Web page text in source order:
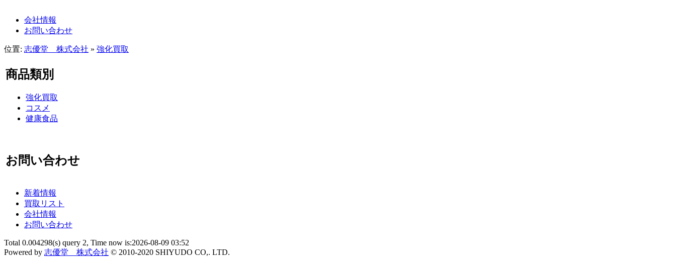
会社情報
お問い合わせ
位置: 志優堂 株式会社 » 強化買取
商品類別
強化買取
コスメ
健康食品
お問い合わせ
新着情報
買取リスト
会社情報
お問い合わせ
Total 0.004298(s) query 2, Time now is:2026-08-09 03:52
Powered by 志優堂 株式会社 © 2010-2020 SHIYUDO CO,. LTD.